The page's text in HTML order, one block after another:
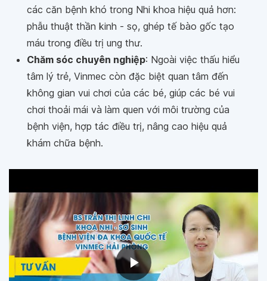
các căn bệnh khó trong Nhi khoa hiệu quả hơn:
phẫu thuật thần kinh - sọ, ghép tế bào gốc tạo
máu trong điều trị ung thư.
Chăm sóc chuyên nghiệp: Ngoài việc thấu hiểu
tâm lý trẻ, Vinmec còn đặc biệt quan tâm đến
không gian vui chơi của các bé, giúp các bé vui
chơi thoải mái và làm quen với môi trường của
bệnh viện, hợp tác điều trị, nâng cao hiệu quả
khám chữa bệnh.